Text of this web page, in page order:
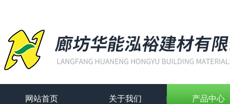
网站首页 关于我们 产品中心